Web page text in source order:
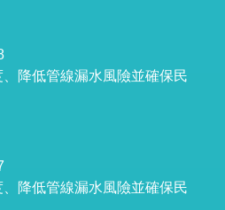
降低管線漏水風險並確保民
降低管線漏水風險並確保民